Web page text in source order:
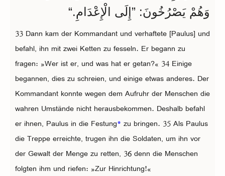
وَهُمْ يَصْرُخُونَ: ”إِلَى الْإِعْدَامِ.“
33 Dann kam der Kommandant und verhaftete [Paulus] und
befahl, ihn mit zwei Ketten zu fesseln. Er begann zu
fragen: »Wer ist er, und was hat er getan?« 34 Einige
begannen, dies zu schreien, und einige etwas anderes. Der
Kommandant konnte wegen dem Aufruhr der Menschen die
wahren Umstände nicht herausbekommen. Deshalb befahl
er ihnen, Paulus in die Festung* zu bringen. 35 Als Paulus
die Treppe erreichte, trugen ihn die Soldaten, um ihn vor
der Gewalt der Menge zu retten, 36 denn die Menschen
folgten ihm und riefen: »Zur Hinrichtung!«